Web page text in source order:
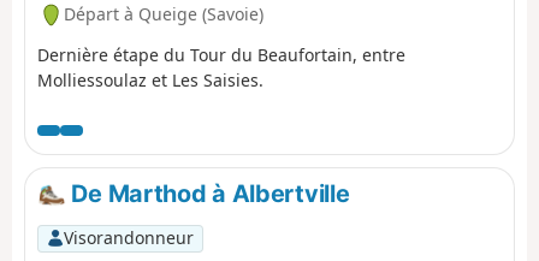
Départ à Queige (Savoie)
Dernière étape du Tour du Beaufortain, entre
Molliessoulaz et Les Saisies.
De Marthod à Albertville
Visorandonneur